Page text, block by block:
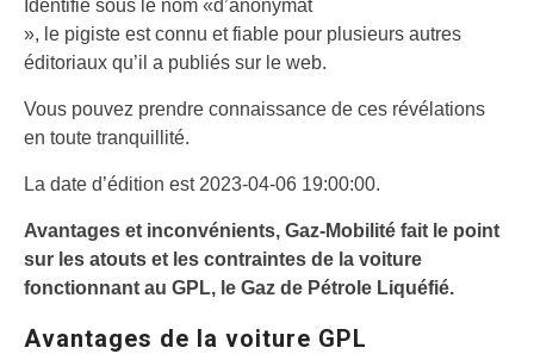
Identifié sous le nom «d’anonymat
», le pigiste est connu et fiable pour plusieurs autres
éditoriaux qu’il a publiés sur le web.
Vous pouvez prendre connaissance de ces révélations
en toute tranquillité.
La date d’édition est 2023-04-06 19:00:00.
Avantages et inconvénients, Gaz-Mobilité fait le point
sur les atouts et les contraintes de la voiture
fonctionnant au GPL, le Gaz de Pétrole Liquéfié.
Avantages de la voiture GPL